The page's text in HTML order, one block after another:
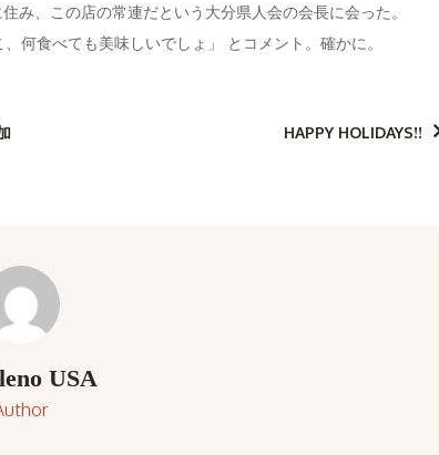
み、この店の常連だという大分県人会の会長に会った。
何食べても美味しいでしょ」 とコメント。確かに。
HAPPY HOLIDAYS!!
USA